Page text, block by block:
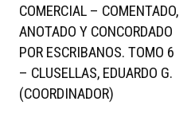
COMERCIAL – COMENTADO,
ANOTADO Y CONCORDADO
POR ESCRIBANOS. TOMO 6
– CLUSELLAS, EDUARDO G.
(COORDINADOR)